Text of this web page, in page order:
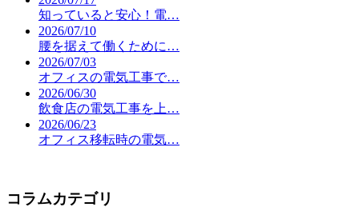
知っていると安心！電…
2026/07/10
腰を据えて働くために…
2026/07/03
オフィスの電気工事で…
2026/06/30
飲食店の電気工事を上…
2026/06/23
オフィス移転時の電気…
コラムカテゴリ